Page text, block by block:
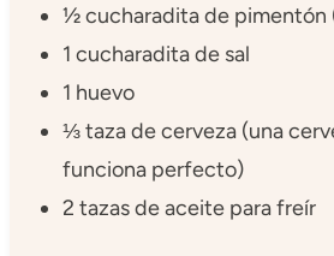
½ cucharadita de pimentón
1 cucharadita de sal
1 huevo
⅓ taza de cerveza (una
funciona perfecto)
2 tazas de aceite para freír